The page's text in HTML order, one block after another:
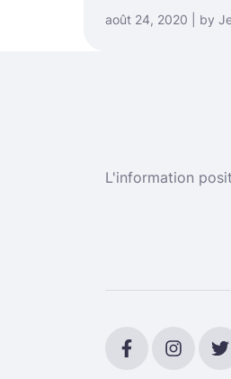
août 24, 2020 | by
L'information